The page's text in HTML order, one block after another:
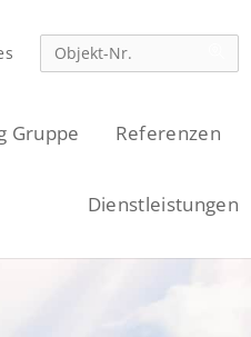
Gruppe Referenzen
Dienstleistungen